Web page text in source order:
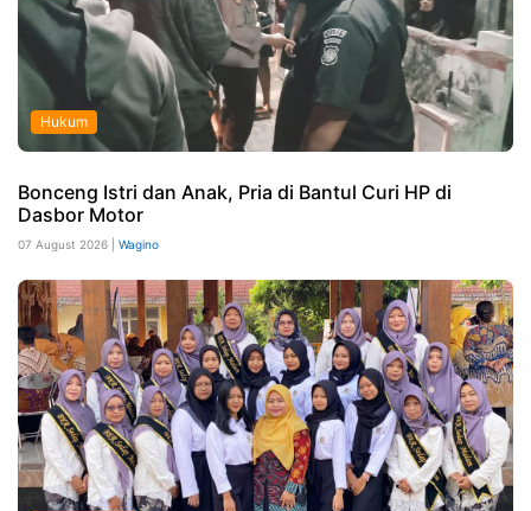
Hukum
Bonceng Istri dan Anak, Pria di Bantul Curi HP di
Dasbor Motor
07 August 2026 | Wagino